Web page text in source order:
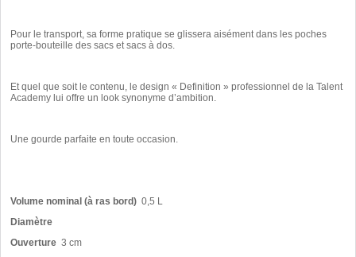
Pour le transport, sa forme pratique se glissera aisément dans les poches
porte-bouteille des sacs et sacs à dos.
Et quel que soit le contenu, le design « Definition » professionnel de la Talent
Academy lui offre un look synonyme d’ambition.
Une gourde parfaite en toute occasion.
Volume nominal (à ras bord) 0,5 L
Diamètre
Ouverture 3 cm